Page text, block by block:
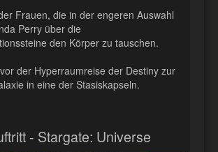
Frauen, die in der engeren Auswahl
Perry über die
den Körper zu tauschen.
der Hyperraumreise der Destiny zur
in eine der Stasiskapseln.
- Stargate: Universe